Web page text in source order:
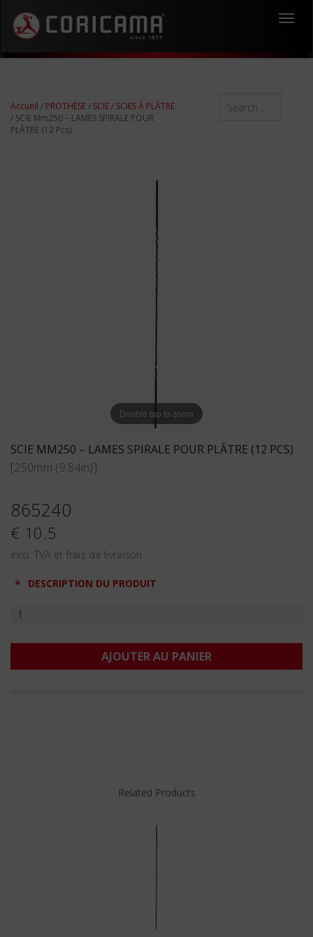
Accueil / PROTHÈSE/ SCIE/ SCIES À PLÂTRE
/ SCIE Mm250 – LAMES SPIRALE POUR
PLÂTRE (12 Pcs)
Double tap to zoom
SCIE MM250 – LAMES SPIRALE POUR PLÂTRE (12 PCS)
[250mm (9.84in)]
865240
€ 10.5
excl. TVA et frais de livraison
DESCRIPTION DU PRODUIT
AJOUTER AU PANIER
Related Products